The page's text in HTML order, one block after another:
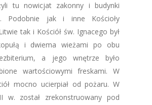
tu nowicjat zakonny i budynki
Podobnie jak i inne Kościoły
tak i Kościół św. Ignacego był
i dwiema wieżami po obu
a jego wnętrze było
wartościowymi freskami. W
mocno ucierpiał od pożaru. W
w. został zrekonstruowany pod